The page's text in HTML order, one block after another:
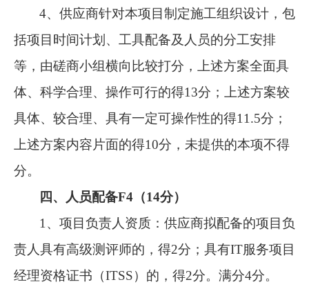
4、供应商针对本项目制定施工组织设计，包
括项目时间计划、工具配备及人员的分工安排
等，由磋商小组横向比较打分，上述方案全面具
体、科学合理、操作可行的得13分；上述方案较
具体、较合理、具有一定可操作性的得11.5分；
上述方案内容片面的得10分，未提供的本项不得
分。
四、人员配备F4（14分）
1、 项目负责人资质： 供应商拟配备的项目负
责人具有高级测评师的，得2分；具有IT服务项目
经理资格证书（ITSS）的，得2分。满分4分。